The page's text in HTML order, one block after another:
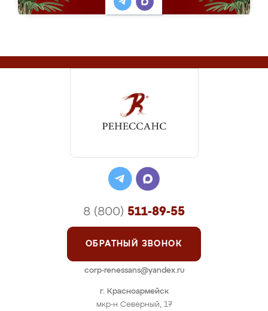
г. Красноармейск
мкр-н Северный, 17
8 (800) 511-89-55
ОБРАТНЫЙ ЗВОНОК
corp-renessans@yandex.ru